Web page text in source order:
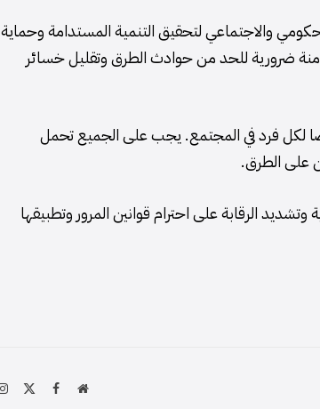
والاجتماعي لتحقيق التنمية المستدامة وحماية
الآمنة ضرورية للحد من حوادث الطرق وتقليل خسائر
لكل فرد في المجتمع. يجب على الجميع تحمل
على الطرق.
الرقابة على احترام قوانين المرور وتطبيقها
موقعفيسبوك